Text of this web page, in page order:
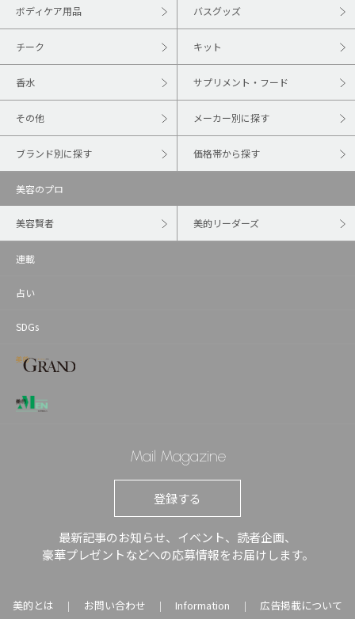
ボディケア用品 バスグッズ
チーク キット
香水 サプリメント・フード
その他 メーカー別に探す
ブランド別に探す 価格帯から探す
美容のプロ
美容賢者 美的リーダーズ
連載
占い
SDGs
Mail Magazine
登録する
最新記事のお知らせ、イベント、読者企画、
豪華プレゼントなどへの応募情報をお届けします。
美的とは ｜ お問い合わせ ｜ Information ｜ 広告掲載について